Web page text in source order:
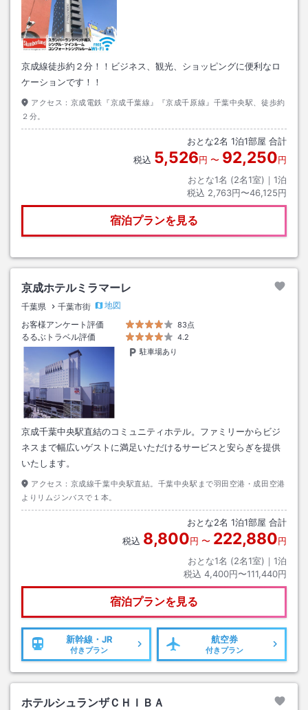
京成線徒歩約２分！！ビジネス、観光、ショッピングに便利なロ
ケーションです！！
アクセス： 京成電鉄『京成千葉線』『京成千原線』千葉中央駅、徒歩約
２分。
おとな2名 1泊1部屋 合計
税込 5,526円 〜 92,250円
おとな1名 (2名1室)｜ 1泊
税込 2,763円〜46,125円
宿泊プランを見る
京成ホテルミラマーレ
千葉県 千葉市街
地図
お客様アンケート評価
83点
るるぶトラベル評価
4.2
駐車場あり
京成千葉中央駅直結のコミュニティホテル。ファミリーからビジ
ネスまで幅広いゲストに満足いただけるサービスと安らぎを提供
いたします。
アクセス： 京成線千葉中央駅直結。千葉中央駅まで羽田空港・成田空港
よりリムジンバスで１本。
おとな2名 1泊1部屋 合計
税込 8,800円 〜 222,880円
おとな1名 (2名1室)｜ 1泊
税込 4,400円〜111,440円
宿泊プランを見る
新幹線・JR
付きプラン
航空券
付きプラン
ホテルシュランザＣＨＩＢＡ